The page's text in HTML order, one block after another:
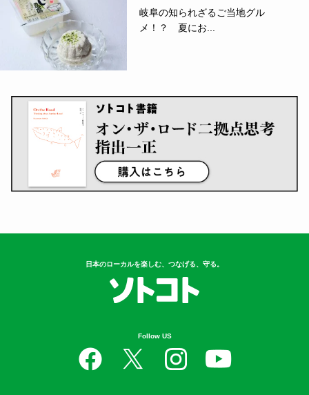
岐阜の知られざるご当地グル
メ！？ 夏にお...
日本のローカルを楽しむ、つなげる、守る。
Follow US